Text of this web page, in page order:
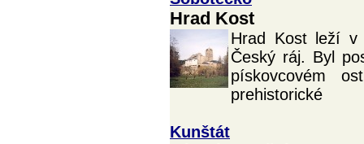
Hrad Kost
Hrad Kost leží v
Český ráj. Byl
pískovcovém
prehistorické
Kunštát